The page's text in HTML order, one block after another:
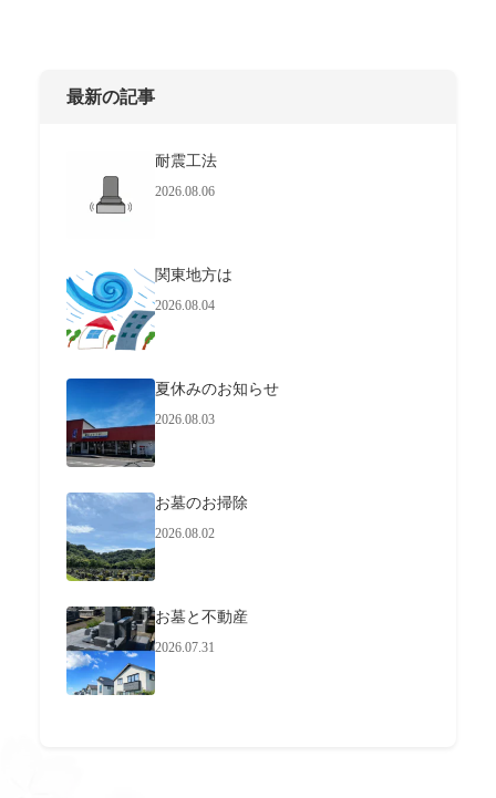
最新の記事
耐震工法
2026.08.06
関東地方は
2026.08.04
夏休みのお知らせ
2026.08.03
お墓のお掃除
2026.08.02
お墓と不動産
2026.07.31